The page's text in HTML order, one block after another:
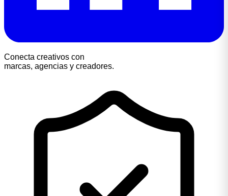
Conecta creativos con
marcas, agencias y creadores.